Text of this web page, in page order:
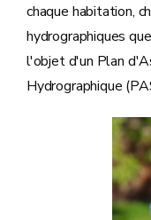
chaque habitation,
hydrographiques
l'objet d'un Plan
Hydrographique